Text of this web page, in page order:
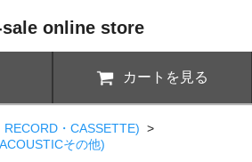
online store
カートを見る
RECORD・CASSETTE) >
その他)